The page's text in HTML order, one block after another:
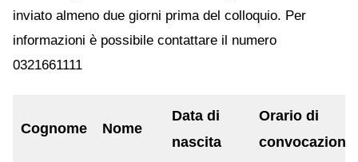
inviato almeno due giorni prima del colloquio. Per
informazioni è possibile contattare il numero
0321661111
Cognome Nome
Data di
nascita
Orario di
convocazione